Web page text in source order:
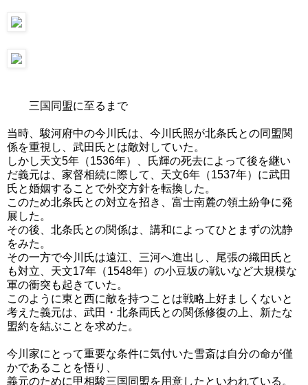
三国同盟に至るまで
当時、駿河府中の今川氏は、今川氏照が北条氏との同盟関
係を重視し、武田氏とは敵対していた。
しかし天文5年（1536年）、氏輝の死去によって後を継い
だ義元は、家督相続に際して、天文6年（1537年）に武田
氏と婚姻することで外交方針を転換した。
このため北条氏との対立を招き、富士南麓の領土紛争に発
展した。
その後、北条氏との関係は、講和によってひとまずの沈静
をみた。
その一方で今川氏は遠江、三河へ進出し、尾張の織田氏と
も対立、天文17年（1548年）の小豆坂の戦いなど大規模な
軍の衝突も起きていた。
このように東と西に敵を持つことは戦略上好ましくないと
考えた義元は、武田・北条両氏との関係修復の上、新たな
盟約を結ぶことを求めた。
今川家にとって重要な条件に気付いた雪斎は自分の命が僅
かであることを悟り、
義元のために甲相駿三国同盟を用意したといわれている。